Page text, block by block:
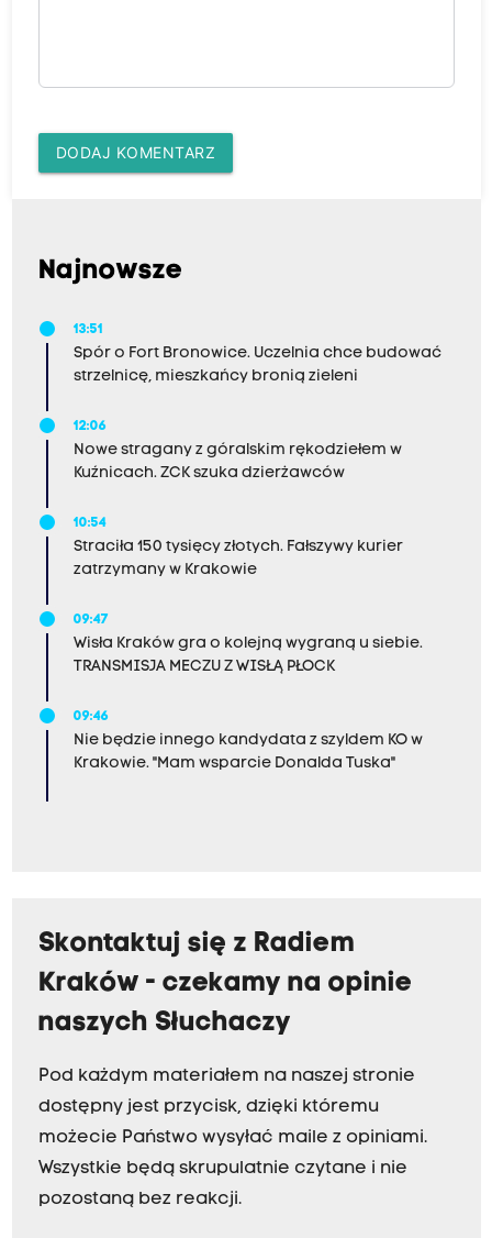
DODAJ KOMENTARZ
Najnowsze
13:51
Spór o Fort Bronowice. Uczelnia chce budować
strzelnicę, mieszkańcy bronią zieleni
12:06
Nowe stragany z góralskim rękodziełem w
Kuźnicach. ZCK szuka dzierżawców
10:54
Straciła 150 tysięcy złotych. Fałszywy kurier
zatrzymany w Krakowie
09:47
Wisła Kraków gra o kolejną wygraną u siebie.
TRANSMISJA MECZU Z WISŁĄ PŁOCK
09:46
Nie będzie innego kandydata z szyldem KO w
Krakowie. "Mam wsparcie Donalda Tuska"
Skontaktuj się z Radiem
Kraków - czekamy na opinie
naszych Słuchaczy
Pod każdym materiałem na naszej stronie
dostępny jest przycisk, dzięki któremu
możecie Państwo wysyłać maile z opiniami.
Wszystkie będą skrupulatnie czytane i nie
pozostaną bez reakcji.